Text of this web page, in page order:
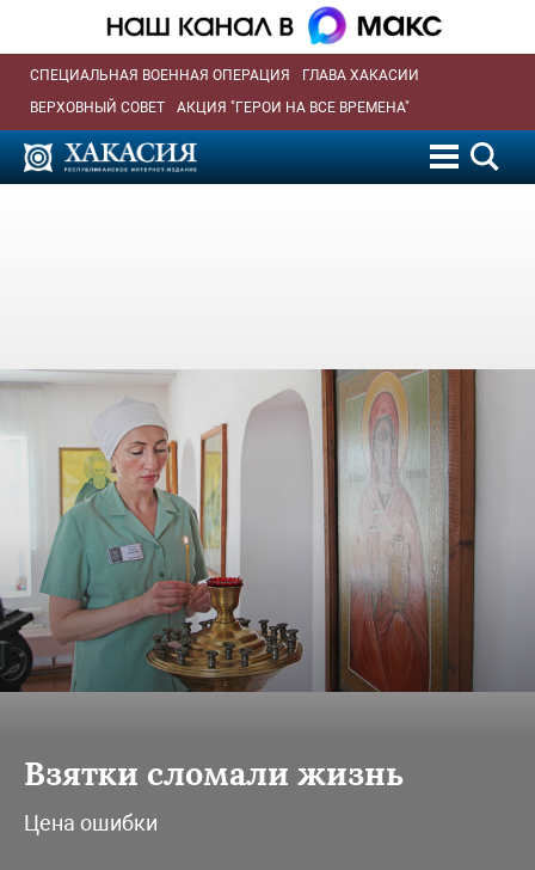
СПЕЦИАЛЬНАЯ ВОЕННАЯ ОПЕРАЦИЯ
ГЛАВА ХАКАСИИ
ВЕРХОВНЫЙ СОВЕТ
АКЦИЯ "ГЕРОИ НА ВСЕ ВРЕМЕНА"
Взятки сломали жизнь
Цена ошибки